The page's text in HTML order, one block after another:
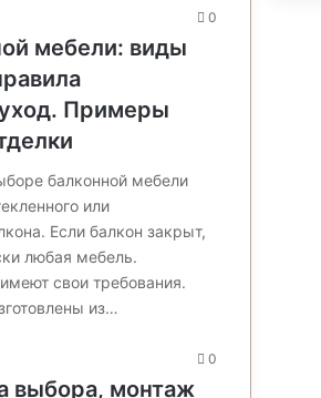
0
мебели: виды
Примеры
балконной мебели
или
Если балкон закрыт,
любая мебель.
свои требования.
из…
0
выбора, монтаж